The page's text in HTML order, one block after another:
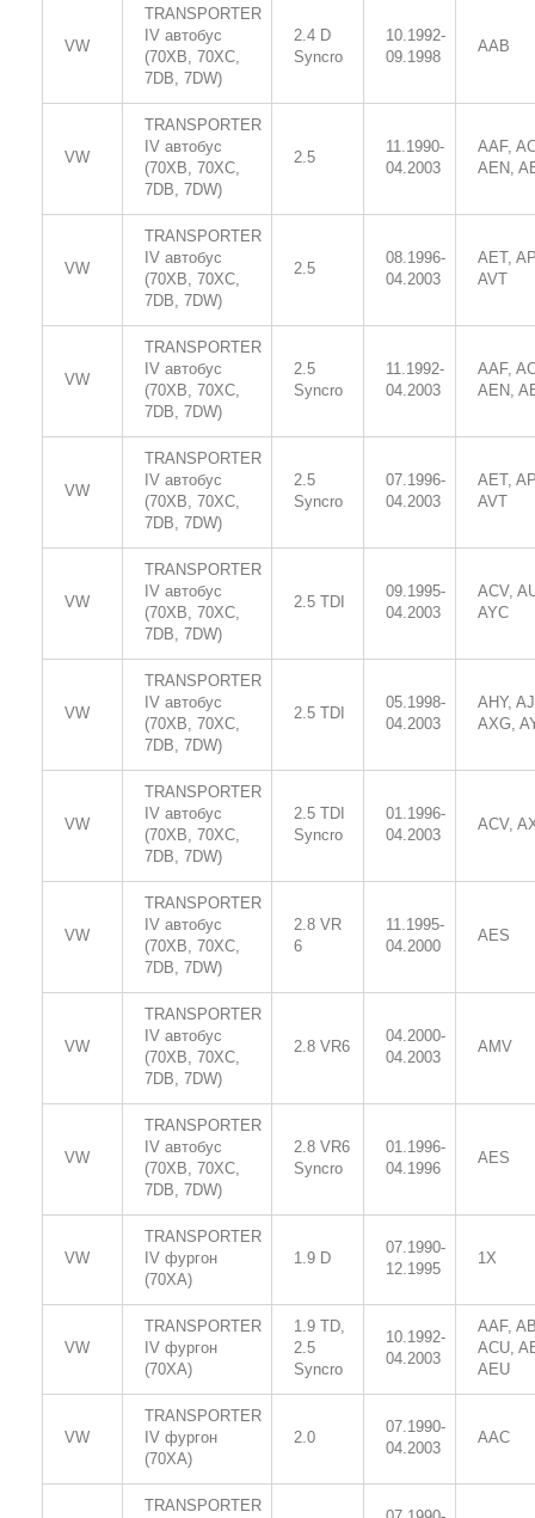
VW
TRANSPORTER
IV автобус
(70XB, 70XC,
7DB, 7DW)
2.4 D
Syncro
10.1992-
09.1998
AAB
VW
TRANSPORTER
IV автобус
(70XB, 70XC,
7DB, 7DW)
2.5
11.1990-
04.2003
AAF,
AEN,
VW
TRANSPORTER
IV автобус
(70XB, 70XC,
7DB, 7DW)
2.5
08.1996-
04.2003
AET,
AVT
VW
TRANSPORTER
IV автобус
(70XB, 70XC,
7DB, 7DW)
2.5
Syncro
11.1992-
04.2003
AAF,
AEN,
VW
TRANSPORTER
IV автобус
(70XB, 70XC,
7DB, 7DW)
2.5
Syncro
07.1996-
04.2003
AET,
AVT
VW
TRANSPORTER
IV автобус
(70XB, 70XC,
7DB, 7DW)
2.5 TDI
09.1995-
04.2003
ACV,
AYC
VW
TRANSPORTER
IV автобус
(70XB, 70XC,
7DB, 7DW)
2.5 TDI
05.1998-
04.2003
AHY,
AXG,
VW
TRANSPORTER
IV автобус
(70XB, 70XC,
7DB, 7DW)
2.5 TDI
Syncro
01.1996-
04.2003
ACV,
VW
TRANSPORTER
IV автобус
(70XB, 70XC,
7DB, 7DW)
2.8 VR
6
11.1995-
04.2000
AES
VW
TRANSPORTER
IV автобус
(70XB, 70XC,
7DB, 7DW)
2.8 VR6
04.2000-
04.2003
AMV
VW
TRANSPORTER
IV автобус
(70XB, 70XC,
7DB, 7DW)
2.8 VR6
Syncro
01.1996-
04.1996
AES
VW
TRANSPORTER
IV фургон
(70XA)
1.9 D
07.1990-
12.1995
1X
VW
TRANSPORTER
IV фургон
(70XA)
1.9 TD,
2.5
Syncro
10.1992-
04.2003
AAF,
ACU,
AEU
VW
TRANSPORTER
IV фургон
(70XA)
2.0
07.1990-
04.2003
AAC
TRANSPORTER